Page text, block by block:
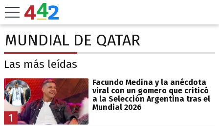
MUNDIAL DE QATAR
Las más leídas
1
Facundo Medina y la anécdota
viral con un gomero que criticó
a la Selección Argentina tras el
Mundial 2026